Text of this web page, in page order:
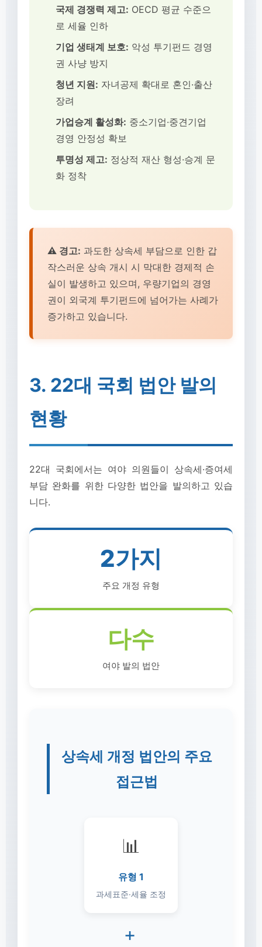
국제 경쟁력 제고: OECD 평균 수준으
로 세율 인하
기업 생태계 보호: 악성 투기펀드 경영
권 사냥 방지
청년 지원: 자녀공제 확대로 혼인·출산
장려
가업승계 활성화: 중소기업·중견기업
경영 안정성 확보
투명성 제고: 정상적 재산 형성·승계 문
화 정착
⚠️ 경고: 과도한 상속세 부담으로 인한 갑
작스러운 상속 개시 시 막대한 경제적 손
실이 발생하고 있으며, 우량기업의 경영
권이 외국계 투기펀드에 넘어가는 사례가
증가하고 있습니다.
3. 22대 국회 법안 발의
현황
22대 국회에서는 여야 의원들이 상속세·증여세
부담 완화를 위한 다양한 법안을 발의하고 있습
니다.
2가지
주요 개정 유형
다수
여야 발의 법안
상속세 개정 법안의 주요
접근법
📊
유형 1
과세표준·세율 조정
+